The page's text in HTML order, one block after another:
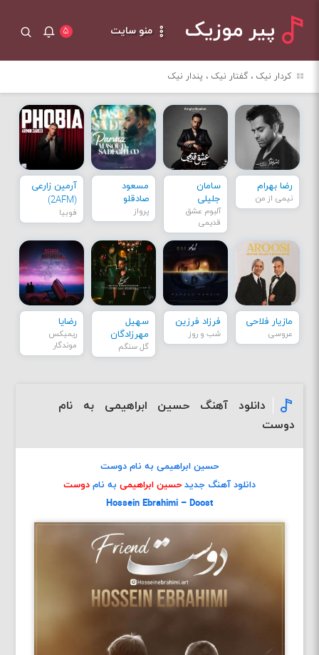
پیر موزیک منو سایت ۵
کردار نیک ، گفتار نیک ، پندار نیک
رضا بهرام
نیمی از من
سامان
جلیلی
آلبوم عشق
قدیمی
مسعود
صادقلو
پرواز
آرمین زارعی
(2AFM)
فوبیا
مازیار فلاحی
عروسی
فرزاد فرزین
شب و روز
سهیل
مهرزادگان
گل سنگم
رضایا
ریمیکس
موندگار
دانلود آهنگ حسین ابراهیمی به نام
دوست
حسین ابراهیمی به نام دوست
دانلود آهنگ جدید حسین ابراهیمی به نام دوست
Hossein Ebrahimi – Doost